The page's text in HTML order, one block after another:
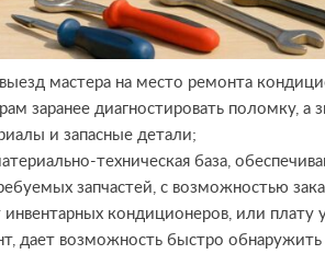
мастера на место ремонта
заранее диагностировать поломку, а
и запасные детали;
техническая база,
запчастей, с возможностью
кондиционеров, или плату
дает возможность быстро обнаружить